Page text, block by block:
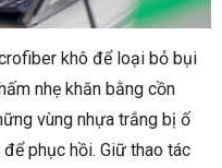
khô để loại bỏ bụi
nhẹ khăn bằng cồn
vùng nhựa trắng bị ố
phục hồi. Giữ thao tác